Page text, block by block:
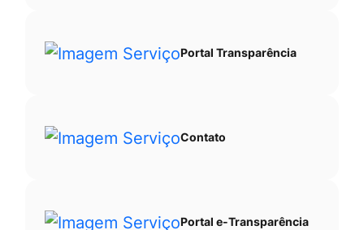
Portal Transparência
Contato
Portal e-Transparência